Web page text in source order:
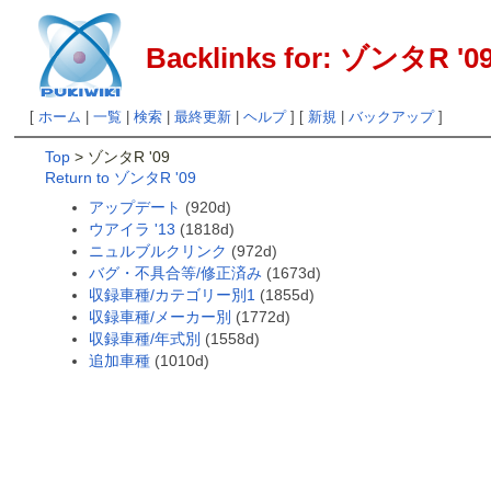
Backlinks for: ゾンタR
[ ホーム 一覧 検索| 最終更新| ヘルプ] [ 新規| バックアップ]
Top > ゾンタR '09
Return to ゾンタR '09
アップデート (920d)
ウアイラ '13 (1818d)
ニュルブルクリンク (972d)
バグ・不具合等/修正済み (1673d)
収録車種/カテゴリー別1 (1855d)
収録車種/メーカー別 (1772d)
収録車種/年式別 (1558d)
追加車種 (1010d)